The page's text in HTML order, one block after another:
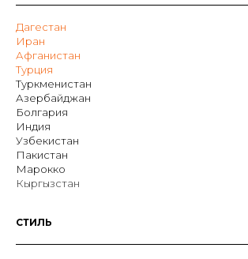
Дагестан
Иран
Афганистан
Турция
Туркменистан
Азербайджан
Болгария
Индия
Узбекистан
Пакистан
Марокко
Кыргызстан
СТИЛЬ